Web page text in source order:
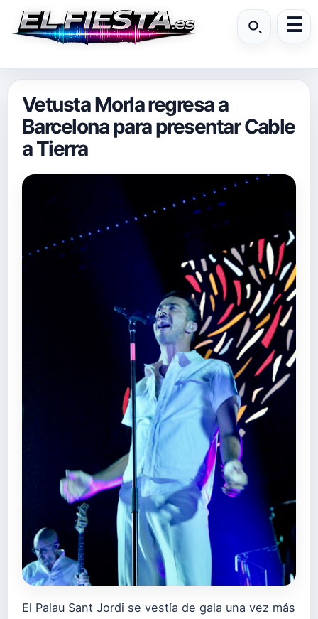
Vetusta Morla regresa a
Barcelona para presentar Cable
a Tierra
El Palau Sant Jordi se vestía de gala una vez más